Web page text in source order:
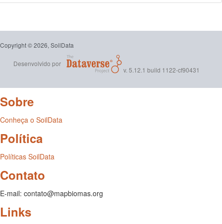
Copyright © 2026, SoilData
Desenvolvido por
v. 5.12.1 build 1122-cf90431
Sobre
Conheça o SoilData
Política
Políticas SoilData
Contato
E-mail: contato@mapbiomas.org
Links